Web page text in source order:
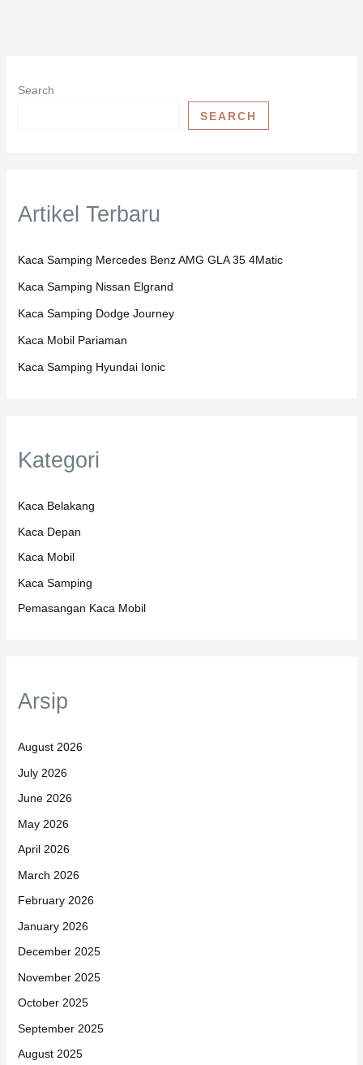
Search
SEARCH
Artikel Terbaru
Kaca Samping Mercedes Benz AMG GLA 35 4Matic
Kaca Samping Nissan Elgrand
Kaca Samping Dodge Journey
Kaca Mobil Pariaman
Kaca Samping Hyundai Ionic
Kategori
Kaca Belakang
Kaca Depan
Kaca Mobil
Kaca Samping
Pemasangan Kaca Mobil
Arsip
August 2026
July 2026
June 2026
May 2026
April 2026
March 2026
February 2026
January 2026
December 2025
November 2025
October 2025
September 2025
August 2025